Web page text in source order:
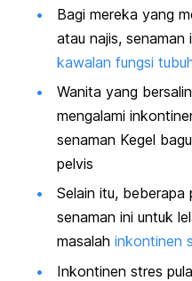
Bagi mereka yang
atau najis, senaman
kawalan fungsi
Wanita yang
mengalami
senaman Kegel
pelvis
Selain itu,
senaman ini untuk
masalah inkontinen
Inkontinen stres